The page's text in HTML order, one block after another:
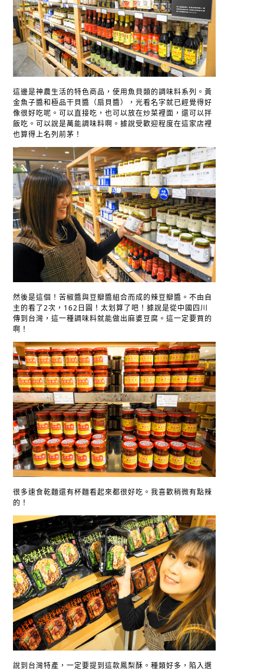
這邊是神農生活的特色商品，使用魚貝類的調味料系列。黃
金魚子醬和極品干貝醬（扇貝醬），光看名字就已經覺得好
像很好吃呢。可以直接吃，也可以放在炒菜裡面，還可以拌
飯吃。可以說是萬能調味料啊。據說受歡迎程度在這家店裡
也算得上名列前茅！
然後是這個！苦椒醬與豆瓣醬組合而成的辣豆瓣醬。不由自
主的看了2次，162日圓！太划算了吧！據說是從中國四川
傳到台灣，這一種調味料就能做出麻婆豆腐。這一定要買的
啊！
很多速食乾麵還有杯麵看起來都很好吃。我喜歡稍微有點辣
的！
說到台灣特產，一定要提到這款鳳梨酥。種類好多，陷入選